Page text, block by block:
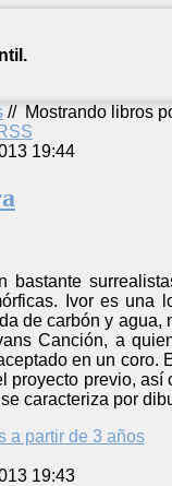
// Mostrando libros
19:44
bastante
Ivor es una
de carbón y
Canción, a
en un coro.
proyecto previo,
caracteriza por
a partir de 3 años
19:43